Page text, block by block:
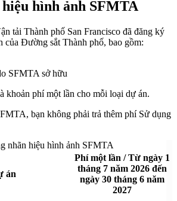
hiệu hình ảnh SFMTA
tải Thành phố San Francisco đã đăng ký
của Đường sắt Thành phố, bao gồm:
SFMTA sở hữu
khoản phí một lần cho mỗi loại dự án.
bạn không phải trả thêm phí Sử dụng
nhãn hiệu hình ảnh SFMTA
án
Phí một lần / Từ ngày 1
tháng 7 năm 2026 đến
ngày 30 tháng 6 năm
2027